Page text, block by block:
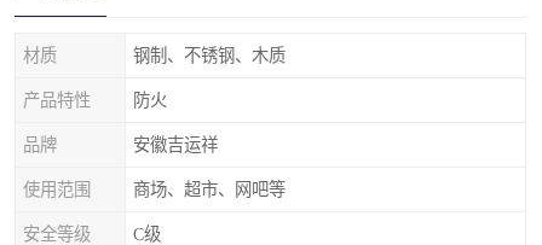
材质 钢制、不锈钢、木质
产品特性 防火
品牌 安徽吉运祥
使用范围 商场、超市、网吧等
安全等级 C级